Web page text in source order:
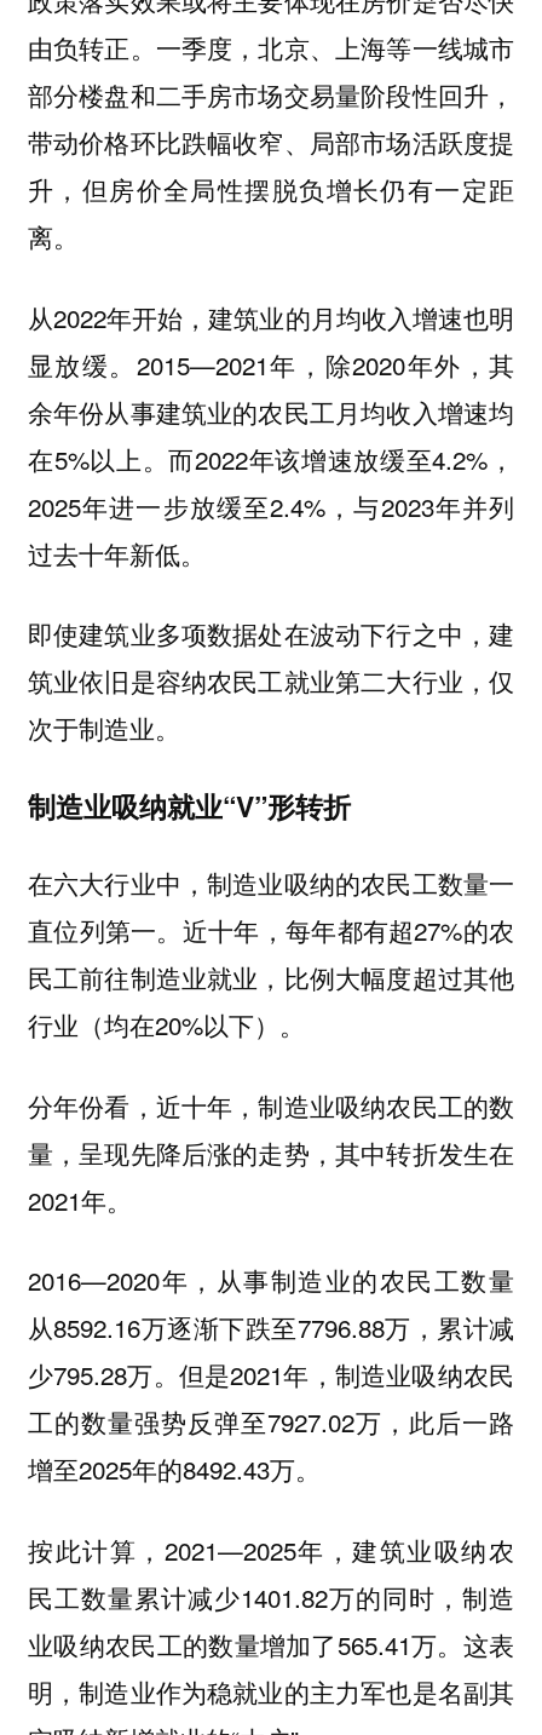
由负转正。一季度，北京、上海等一线城市
部分楼盘和二手房市场交易量阶段性回升，
带动价格环比跌幅收窄、局部市场活跃度提
升，但房价全局性摆脱负增长仍有一定距
离。
从2022年开始，建筑业的月均收入增速也明
显放缓。2015—2021年，除2020年外，其
余年份从事建筑业的农民工月均收入增速均
在5%以上。而2022年该增速放缓至4.2%，
2025年进一步放缓至2.4%，与2023年并列
过去十年新低。
即使建筑业多项数据处在波动下行之中，建
筑业依旧是容纳农民工就业第二大行业，仅
次于制造业。
制造业吸纳就业“V”形转折
在六大行业中，制造业吸纳的农民工数量一
直位列第一。近十年，每年都有超27%的农
民工前往制造业就业，比例大幅度超过其他
行业（均在20%以下）。
分年份看，近十年，制造业吸纳农民工的数
量，呈现先降后涨的走势，其中转折发生在
2021年。
2016—2020年，从事制造业的农民工数量
从8592.16万逐渐下跌至7796.88万，累计减
少795.28万。但是2021年，制造业吸纳农民
工的数量强势反弹至7927.02万，此后一路
增至2025年的8492.43万。
按此计算，2021—2025年，建筑业吸纳农
民工数量累计减少1401.82万的同时，制造
业吸纳农民工的数量增加了565.41万。这表
明，制造业作为稳就业的主力军也是名副其